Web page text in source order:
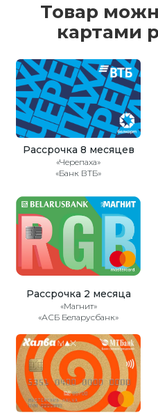
Товар
картами
Рассрочка 8 месяцев
«Черепаха»
«Банк ВТБ»
Рассрочка 2 месяца
«Магнит»
«АСБ Беларусбанк»